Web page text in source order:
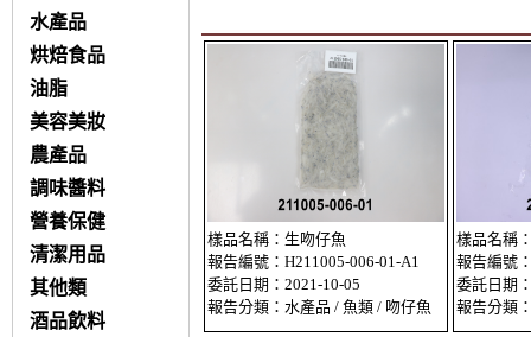
水產品
烘焙食品
油脂
美容美妝
農產品
調味醬料
營養保健
清潔用品
其他類
酒品飲料
樣品名稱：生吻仔魚
報告編號：H211005-006-01-A1
委託日期：2021-10-05
報告分類：水產品 / 魚類 / 吻仔魚
樣品名稱
報告編號
委託日期
報告分類